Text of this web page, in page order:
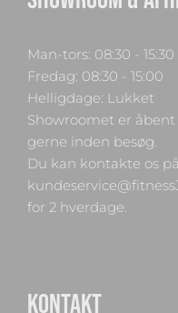
Man-tors: 08:30 - 15:30
Fredag: 08:30 - 15:00
Helligdage: Lukket
Showroomet er
gerne inden besøg.
Du kan kontakte os
for 2 hverdage.
KONTAKT